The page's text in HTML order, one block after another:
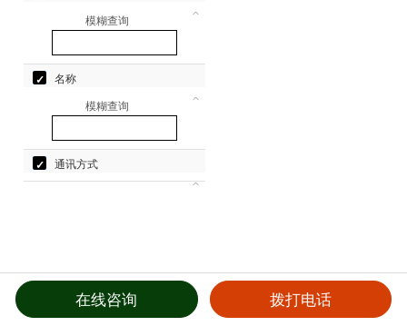
模糊查询
名称
模糊查询
通讯方式
在线咨询 拨打电话